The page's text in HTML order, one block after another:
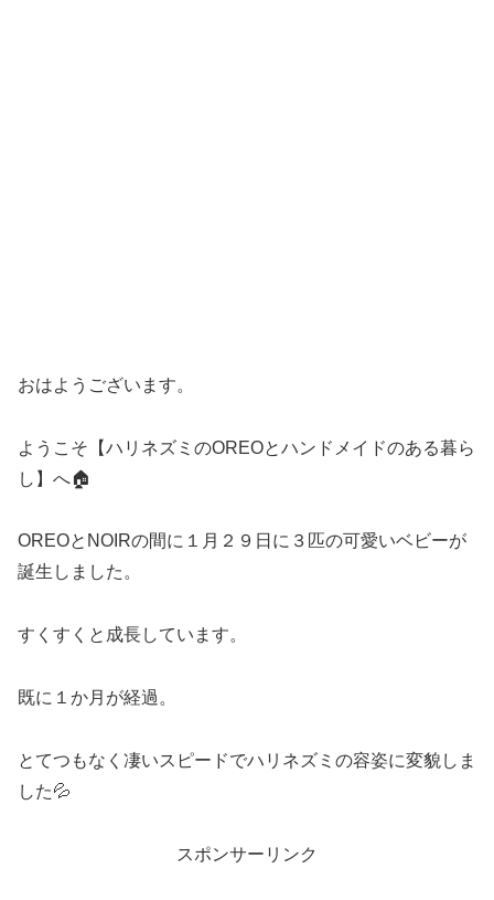
おはようございます。
ようこそ【ハリネズミのOREOとハンドメイドのある暮ら
し】へ🏠
OREOとNOIRの間に１月２９日に３匹の可愛いベビーが
誕生しました。
すくすくと成長しています。
既に１か月が経過。
とてつもなく凄いスピードでハリネズミの容姿に変貌しま
した💦
スポンサーリンク